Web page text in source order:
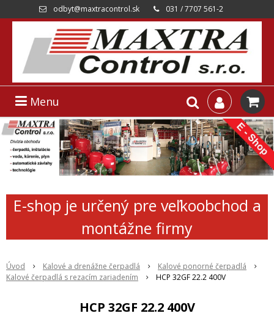
odbyt@maxtracontrol.sk 031 / 7707 561-2
Menu
E-shop je určený pre veľkoobchod a
montážne firmy
Úvod Kalové a drenážne čerpadlá
Kalové ponorné čerpadlá
Kalové čerpadlá s rezacím zariadením
HCP 32GF 22.2 400V
HCP 32GF 22.2 400V